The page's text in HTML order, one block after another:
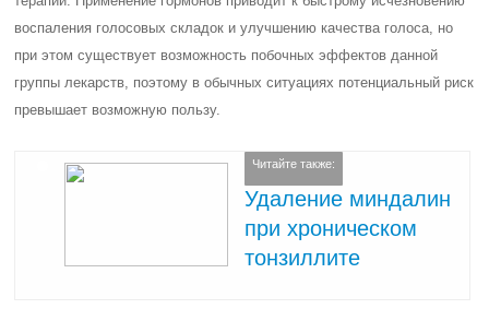
воспаления голосовых складок и улучшению качества голоса, но
при этом существует возможность побочных эффектов данной
группы лекарств, поэтому в обычных ситуациях потенциальный риск
превышает возможную пользу.
Читайте также:
Удаление миндалин
при хроническом
тонзиллите